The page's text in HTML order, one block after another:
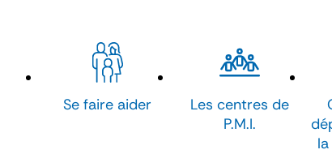
Se faire aider
Les centres de
P.M.I.